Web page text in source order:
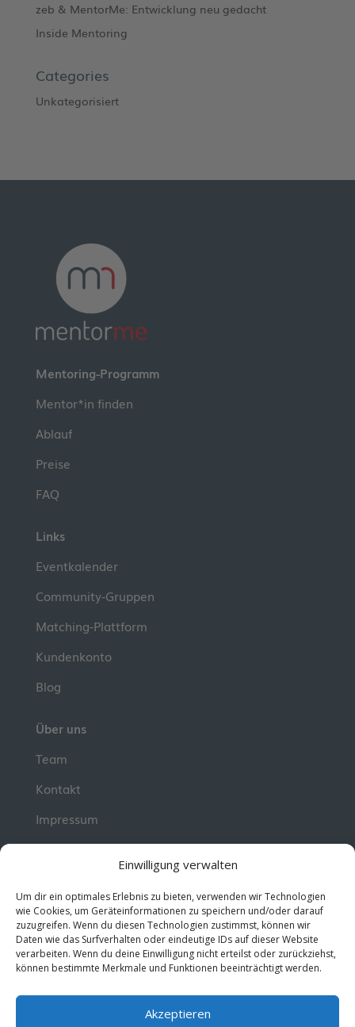
Einwilligung verwalten
Um dir ein optimales Erlebnis zu bieten, verwenden wir Technologien
wie Cookies, um Geräteinformationen zu speichern und/oder darauf
zuzugreifen. Wenn du diesen Technologien zustimmst, können wir
Daten wie das Surfverhalten oder eindeutige IDs auf dieser Website
verarbeiten. Wenn du deine Einwilligung nicht erteilst oder zurückziehst,
können bestimmte Merkmale und Funktionen beeinträchtigt werden.
Akzeptieren
zeb & MentorMe: Entwicklung neu gedacht
Inside Mentoring
Categories
Unkategorisiert
Mentoring-Programm
Mentor*in finden
Ablauf
Preise
FAQ
Links
Eventkalender
Community-Gruppen
Matching-Plattform
Kundenkonto
Blog
Über uns
Team
Kontakt
Impressum
Erhalte jeden Dienstag wertvolle Impulse und
Wissen für deine berufliche Entwicklung.Jetzt
kostenlos abonnieren!
© 2026 MentorMe. Alle Rechte vorbehalten.
AGBs